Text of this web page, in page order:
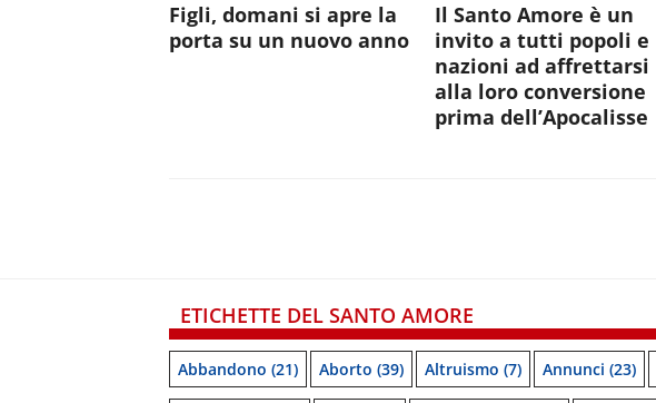
Figli, domani si apre la
porta su un nuovo anno
Il Santo Amore è un
invito a tutti popoli e
nazioni ad affrettarsi
alla loro conversione
prima dell’Apocalisse
ETICHETTE DEL SANTO AMORE
Abbandono (21) Aborto (39) Altruismo (7) Annunci (23)